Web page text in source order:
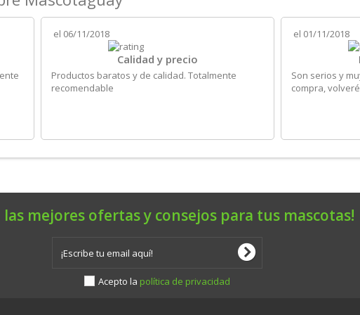
el 06/11/2018
Calidad y precio
Productos baratos y de calidad. Totalmente
recomendable
el 01/11/2018
Son serios y
compra,
las mejores ofertas y consejos para tus mascotas!
Acepto la política de privacidad